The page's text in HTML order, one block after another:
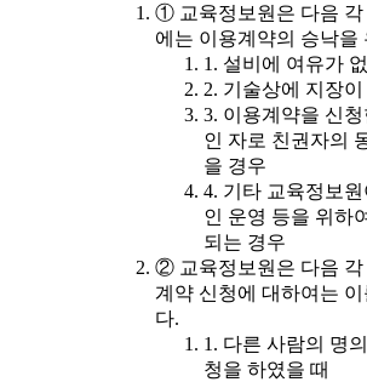
① 교육정보원은 다음 각
에는 이용계약의 승낙을
1. 설비에 여유가
2. 기술상에 지장
3. 이용계약을 신
인 자로 친권자의
을 경우
4. 기타 교육정보
인 운영 등을 위하
되는 경우
② 교육정보원은 다음 각
계약 신청에 대하여는 이
다.
1. 다른 사람의 명
청을 하였을 때